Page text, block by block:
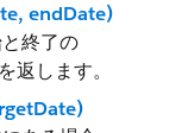
endDate)
終了の
します。